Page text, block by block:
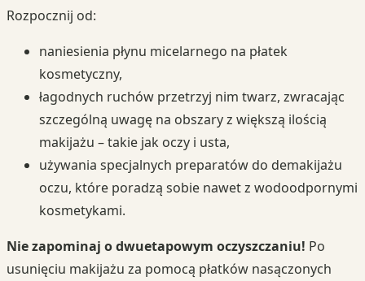
Rozpocznij od:
naniesienia płynu micelarnego na płatek
kosmetyczny,
łagodnych ruchów przetrzyj nim twarz, zwracając
szczególną uwagę na obszary z większą ilością
makijażu – takie jak oczy i usta,
używania specjalnych preparatów do demakijażu
oczu, które poradzą sobie nawet z wodoodpornymi
kosmetykami.
Nie zapominaj o dwuetapowym oczyszczaniu! Po
usunięciu makijażu za pomocą płatków nasączonych